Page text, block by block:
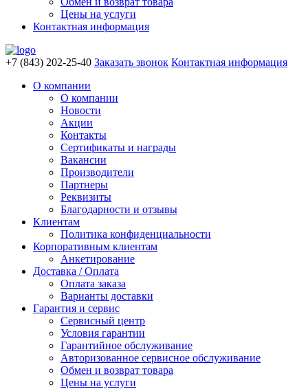
Цены на услуги
Контактная информация
+7 (843) 202-25-40 Заказать звонок Контактная информация
О компании
О компании
Новости
Акции
Контакты
Сертификаты и награды
Вакансии
Производители
Партнеры
Реквизиты
Благодарности и отзывы
Клиентам
Политика конфиденциальности
Корпоративным клиентам
Анкетирование
Доставка / Оплата
Оплата заказа
Варианты доставки
Гарантия и сервис
Сервисный центр
Условия гарантии
Гарантийное обслуживание
Авторизованное сервисное обслуживание
Обмен и возврат товара
Цены на услуги